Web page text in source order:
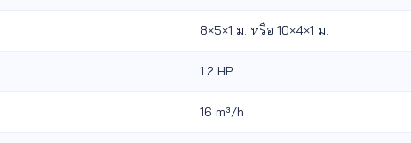
8×5×1 ม. หรือ 10×4×1 ม.
1.2 HP
16 m³/h